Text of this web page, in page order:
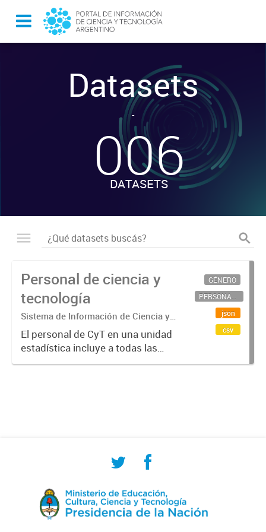
Datasets
-
006
DATASETS
Personal de ciencia y
tecnología
Sistema de Información de Ciencia y
Tecnología Argentino (SICYTAR)
El personal de CyT en una unidad
estadística incluye a todas las
personas involucradas
GÉNERO
PERSONAL CIENTÍFICO-TECNOLÓGICO
json
csv